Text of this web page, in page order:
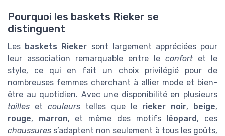
Pourquoi les baskets Rieker se
distinguent
Les baskets Rieker sont largement appréciées pour
leur association remarquable entre le confortet le
style, ce qui en fait un choix privilégié pour de
nombreuses femmes cherchant à allier mode et bien-
être au quotidien. Avec une disponibilité en plusieurs
tailles et couleurs telles que le rieker noir, beige,
rouge, marron, et même des motifs léopard, ces
chaussures s’adaptent non seulement à tous les goûts,